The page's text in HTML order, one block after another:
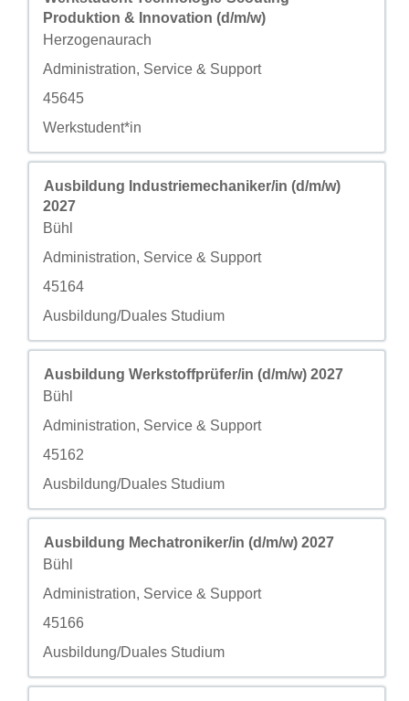
Produktion & Innovation (d/m/w)
城市
Herzogenaurach
自定义字段 2
Administration, Service & Support
自定义字段 3
45645
自定义字段 4
Werkstudent*in
职务
Ausbildung Industriemechaniker/in (d/m/w)
2027
城市
Bühl
自定义字段 2
Administration, Service & Support
自定义字段 3
45164
自定义字段 4
Ausbildung/Duales Studium
使用空格键进行选择以查看职位信息的完整内容。
职务
Ausbildung Werkstoffprüfer/in (d/m/w) 2027
城市
Bühl
自定义字段 2
Administration, Service & Support
自定义字段 3
45162
自定义字段 4
Ausbildung/Duales Studium
使用空格键进行选择以查看职位信息的完整内容。
职务
Ausbildung Mechatroniker/in (d/m/w) 2027
城市
Bühl
自定义字段 2
Administration, Service & Support
自定义字段 3
45166
自定义字段 4
Ausbildung/Duales Studium
使用空格键进行选择以查看职位信息的完整内容。